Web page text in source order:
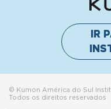
Todos os direitos reservados
Política de privacidade
Termos de uso
Nossos escritórios